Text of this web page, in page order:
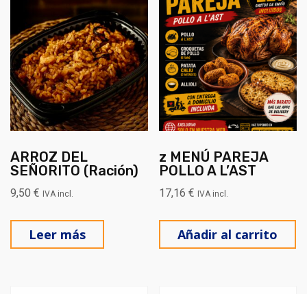
ARROZ DEL
SEÑORITO (Ración)
9,50 € IVA incl.
Leer más
z MENÚ PAREJA
POLLO A L’AST
17,16€ IVA incl.
Añadir al carrito